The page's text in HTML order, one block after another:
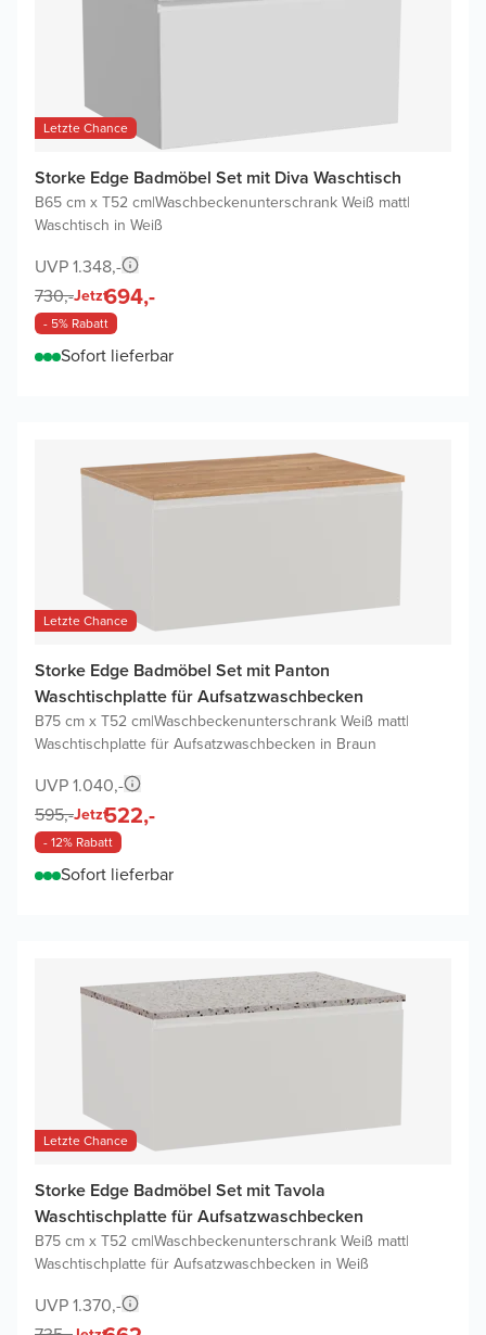
Letzte Chance
Storke Edge Badmöbel Set mit Diva Waschtisch
B65 cm x T52 cm|Waschbeckenunterschrank Weiß matt|
Waschtisch in Weiß
UVP 1.348,-
730,-Jetzt694,-
- 5% Rabatt
Sofort lieferbar
Letzte Chance
Storke Edge Badmöbel Set mit Panton
Waschtischplatte für Aufsatzwaschbecken
B75 cm x T52 cm|Waschbeckenunterschrank Weiß matt|
Waschtischplatte für Aufsatzwaschbecken in Braun
UVP 1.040,-
595,-Jetzt522,-
- 12% Rabatt
Sofort lieferbar
Letzte Chance
Storke Edge Badmöbel Set mit Tavola
Waschtischplatte für Aufsatzwaschbecken
B75 cm x T52 cm|Waschbeckenunterschrank Weiß matt|
Waschtischplatte für Aufsatzwaschbecken in Weiß
UVP 1.370,-